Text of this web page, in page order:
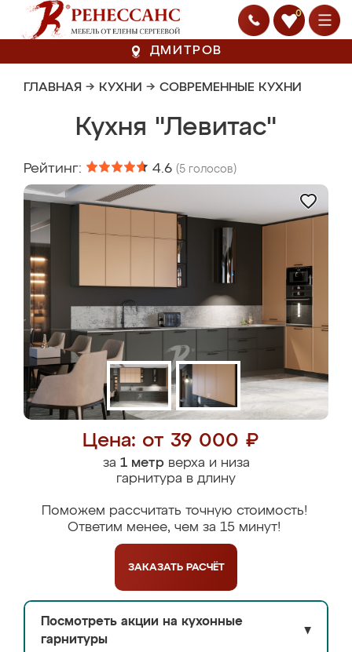
0
ДМИТРОВ
ГЛАВНАЯ → КУХНИ → СОВРЕМЕННЫЕ КУХНИ
Кухня "Левитас"
Рейтинг: 4.6 (5 голосов)
Цена: от 39 000 ₽
за 1 метрверха и низа
гарнитура в длину
Поможем рассчитать точную стоимость!
Ответим менее, чем за 15 минут!
ЗАКАЗАТЬ РАСЧЁТ
Посмотреть акции на кухонные
гарнитуры
▼